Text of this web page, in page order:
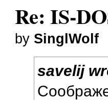
Re: IS-
by SinglWolf
savelij